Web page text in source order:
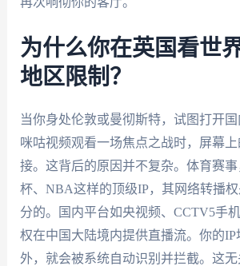
为什么你在英国看世
地区限制？
当你身处伦敦或曼彻斯特，试图打开
咪咕视频观看一场焦点之战时，屏幕
接。这背后的原因并不复杂。体育赛
杯、NBA这样的顶级IP，其网络转播
分的。国内平台如央视频、CCTV5手
权在中国大陆境内提供直播流。你的
外，就会被系统自动识别并拦截。这